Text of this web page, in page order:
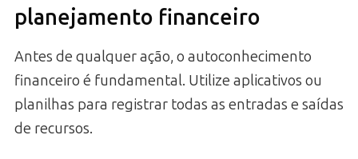
planejamento financeiro
Antes de qualquer ação, o autoconhecimento
financeiro é fundamental. Utilize aplicativos ou
planilhas para registrar todas as entradas e saídas
de recursos.